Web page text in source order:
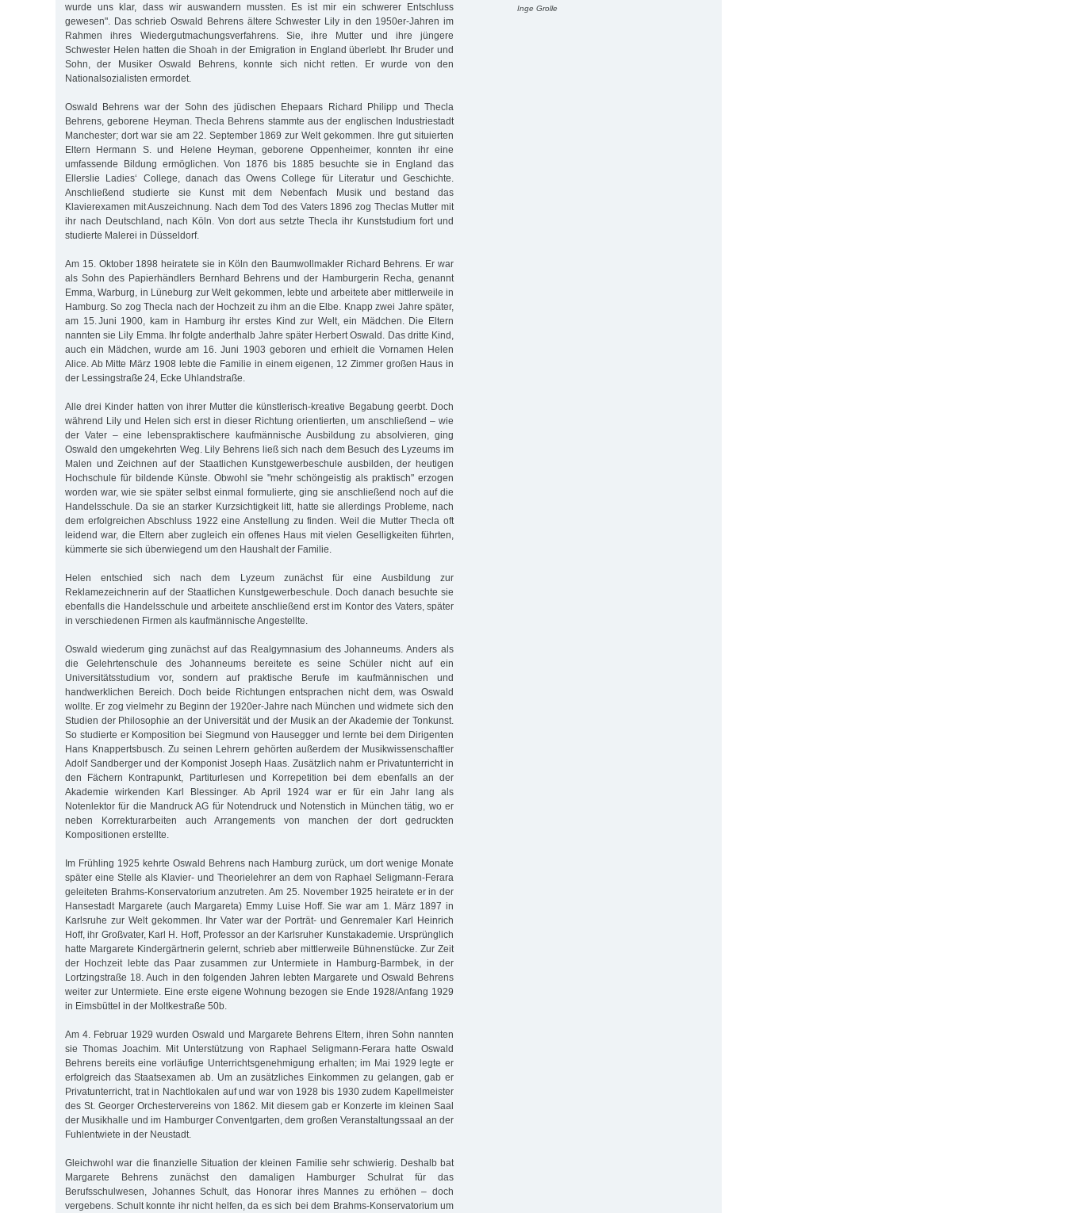
Inge Grolle
wurde uns klar, dass wir auswandern mussten. Es ist mir ein schwerer Entschluss
gewesen". Das schrieb Oswald Behrens ältere Schwester Lily in den 1950er-Jahren im
Rahmen ihres Wiedergutmachungsverfahrens. Sie, ihre Mutter und ihre jüngere
Schwester Helen hatten die Shoah in der Emigration in England überlebt. Ihr Bruder und
Sohn, der Musiker Oswald Behrens, konnte sich nicht retten. Er wurde von den
Nationalsozialisten ermordet.
Oswald Behrens war der Sohn des jüdischen Ehepaars Richard Philipp und Thecla
Behrens, geborene Heyman. Thecla Behrens stammte aus der englischen Industriestadt
Manchester; dort war sie am 22. September 1869 zur Welt gekommen. Ihre gut situierten
Eltern Hermann S. und Helene Heyman, geborene Oppenheimer, konnten ihr eine
umfassende Bildung ermöglichen. Von 1876 bis 1885 besuchte sie in England das
Ellerslie Ladies‘ College, danach das Owens College für Literatur und Geschichte.
Anschließend studierte sie Kunst mit dem Nebenfach Musik und bestand das
Klavierexamen mit Auszeichnung. Nach dem Tod des Vaters 1896 zog Theclas Mutter mit
ihr nach Deutschland, nach Köln. Von dort aus setzte Thecla ihr Kunststudium fort und
studierte Malerei in Düsseldorf.
Am 15. Oktober 1898 heiratete sie in Köln den Baumwollmakler Richard Behrens. Er war
als Sohn des Papierhändlers Bernhard Behrens und der Hamburgerin Recha, genannt
Emma, Warburg, in Lüneburg zur Welt gekommen, lebte und arbeitete aber mittlerweile in
Hamburg. So zog Thecla nach der Hochzeit zu ihm an die Elbe. Knapp zwei Jahre später,
am 15. Juni 1900, kam in Hamburg ihr erstes Kind zur Welt, ein Mädchen. Die Eltern
nannten sie Lily Emma. Ihr folgte anderthalb Jahre später Herbert Oswald. Das dritte Kind,
auch ein Mädchen, wurde am 16. Juni 1903 geboren und erhielt die Vornamen Helen
Alice. Ab Mitte März 1908 lebte die Familie in einem eigenen, 12 Zimmer großen Haus in
der Lessingstraße 24, Ecke Uhlandstraße.
Alle drei Kinder hatten von ihrer Mutter die künstlerisch-kreative Begabung geerbt. Doch
während Lily und Helen sich erst in dieser Richtung orientierten, um anschließend – wie
der Vater – eine lebenspraktischere kaufmännische Ausbildung zu absolvieren, ging
Oswald den umgekehrten Weg. Lily Behrens ließ sich nach dem Besuch des Lyzeums im
Malen und Zeichnen auf der Staatlichen Kunstgewerbeschule ausbilden, der heutigen
Hochschule für bildende Künste. Obwohl sie "mehr schöngeistig als praktisch" erzogen
worden war, wie sie später selbst einmal formulierte, ging sie anschließend noch auf die
Handelsschule. Da sie an starker Kurzsichtigkeit litt, hatte sie allerdings Probleme, nach
dem erfolgreichen Abschluss 1922 eine Anstellung zu finden. Weil die Mutter Thecla oft
leidend war, die Eltern aber zugleich ein offenes Haus mit vielen Geselligkeiten führten,
kümmerte sie sich überwiegend um den Haushalt der Familie.
Helen entschied sich nach dem Lyzeum zunächst für eine Ausbildung zur
Reklamezeichnerin auf der Staatlichen Kunstgewerbeschule. Doch danach besuchte sie
ebenfalls die Handelsschule und arbeitete anschließend erst im Kontor des Vaters, später
in verschiedenen Firmen als kaufmännische Angestellte.
Oswald wiederum ging zunächst auf das Realgymnasium des Johanneums. Anders als
die Gelehrtenschule des Johanneums bereitete es seine Schüler nicht auf ein
Universitätsstudium vor, sondern auf praktische Berufe im kaufmännischen und
handwerklichen Bereich. Doch beide Richtungen entsprachen nicht dem, was Oswald
wollte. Er zog vielmehr zu Beginn der 1920er-Jahre nach München und widmete sich den
Studien der Philosophie an der Universität und der Musik an der Akademie der Tonkunst.
So studierte er Komposition bei Siegmund von Hausegger und lernte bei dem Dirigenten
Hans Knappertsbusch. Zu seinen Lehrern gehörten außerdem der Musikwissenschaftler
Adolf Sandberger und der Komponist Joseph Haas. Zusätzlich nahm er Privatunterricht in
den Fächern Kontrapunkt, Partiturlesen und Korrepetition bei dem ebenfalls an der
Akademie wirkenden Karl Blessinger. Ab April 1924 war er für ein Jahr lang als
Notenlektor für die Mandruck AG für Notendruck und Notenstich in München tätig, wo er
neben Korrekturarbeiten auch Arrangements von manchen der dort gedruckten
Kompositionen erstellte.
Im Frühling 1925 kehrte Oswald Behrens nach Hamburg zurück, um dort wenige Monate
später eine Stelle als Klavier- und Theorielehrer an dem von Raphael Seligmann-Ferara
geleiteten Brahms-Konservatorium anzutreten. Am 25. November 1925 heiratete er in der
Hansestadt Margarete (auch Margareta) Emmy Luise Hoff. Sie war am 1. März 1897 in
Karlsruhe zur Welt gekommen. Ihr Vater war der Porträt- und Genremaler Karl Heinrich
Hoff, ihr Großvater, Karl H. Hoff, Professor an der Karlsruher Kunstakademie. Ursprünglich
hatte Margarete Kindergärtnerin gelernt, schrieb aber mittlerweile Bühnenstücke. Zur Zeit
der Hochzeit lebte das Paar zusammen zur Untermiete in Hamburg-Barmbek, in der
Lortzingstraße 18. Auch in den folgenden Jahren lebten Margarete und Oswald Behrens
weiter zur Untermiete. Eine erste eigene Wohnung bezogen sie Ende 1928/Anfang 1929
in Eimsbüttel in der Moltkestraße 50b.
Am 4. Februar 1929 wurden Oswald und Margarete Behrens Eltern, ihren Sohn nannten
sie Thomas Joachim. Mit Unterstützung von Raphael Seligmann-Ferara hatte Oswald
Behrens bereits eine vorläufige Unterrichtsgenehmigung erhalten; im Mai 1929 legte er
erfolgreich das Staatsexamen ab. Um an zusätzliches Einkommen zu gelangen, gab er
Privatunterricht, trat in Nachtlokalen auf und war von 1928 bis 1930 zudem Kapellmeister
des St. Georger Orchestervereins von 1862. Mit diesem gab er Konzerte im kleinen Saal
der Musikhalle und im Hamburger Conventgarten, dem großen Veranstaltungssaal an der
Fuhlentwiete in der Neustadt.
Gleichwohl war die finanzielle Situation der kleinen Familie sehr schwierig. Deshalb bat
Margarete Behrens zunächst den damaligen Hamburger Schulrat für das
Berufsschulwesen, Johannes Schult, das Honorar ihres Mannes zu erhöhen – doch
vergebens. Schult konnte ihr nicht helfen, da es sich bei dem Brahms-Konservatorium um